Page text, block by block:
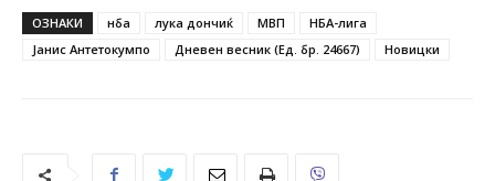
ОЗНАКИ нба лука дончиќ МВП
НБА-лига
Јанис Антетокумпо
Дневен весник (Ед. бр. 24667) Новицки